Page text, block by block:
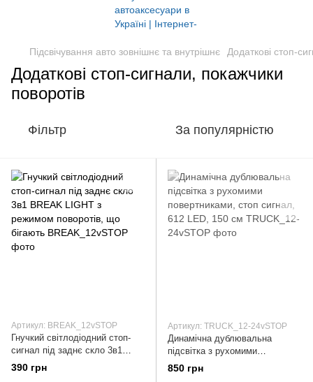
Підсвічування авто зовнішнє та внутрішнє Додаткові стоп-
Додаткові стоп-сигнали, покажчики
поворотів
Фільтр За популярністю
Артикул: BREAK_12vSTOP
Гнучкий світлодіодний стоп-
сигнал під заднє скло 3в1
BREAK LIGHT з режимом
поворотів, що бігають
390 грн
Артикул: TRUCK_12-24vSTOP
Динамічна дублювальна
підсвітка з рухомими
повертниками, стоп сигнал,
612 LED, 150 см
850 грн